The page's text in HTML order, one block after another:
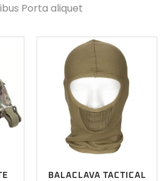
Porta aliquet
BALACLAVA TACTICAL